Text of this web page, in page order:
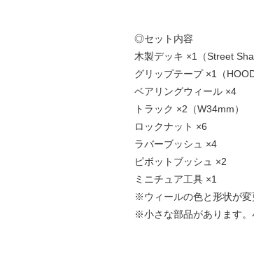
◎セット内容
木製デッキ ×1（Street
グリップテープ ×1（
ベアリングウィール ×4
トラック ×2（W34mm）
ロックナット ×6
ラバーブッシュ ×4
ピボットブッシュ ×2
ミニチュア工具 ×1
※ウィールの色と形状が
※小さな部品があります